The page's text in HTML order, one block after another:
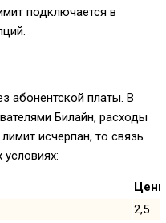
подключается в
абонентской платы. В
Билайн, расходы
исчерпан, то связь
условиях:
2,5